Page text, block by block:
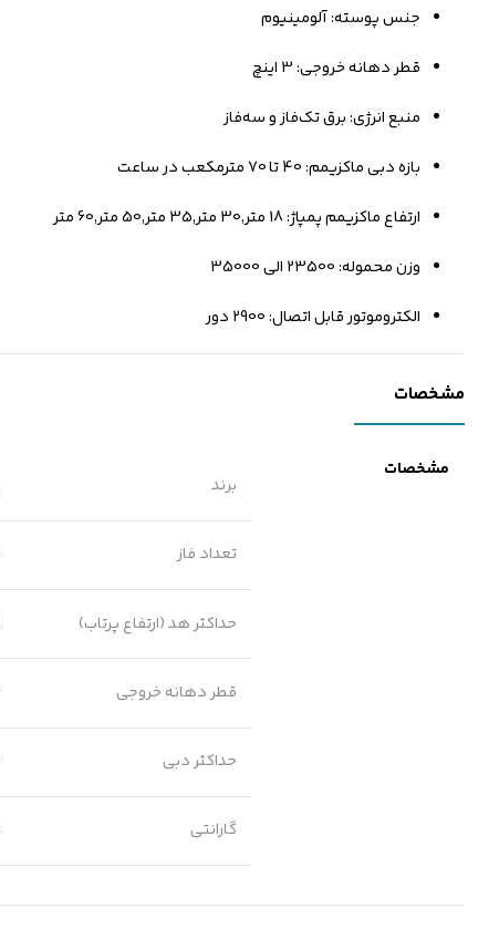
جنس پوسته: آلومینیوم
قطر دهانه خروجی: 3 اینچ
منبع انرژی: برق تک‌فاز و سه‌فاز
بازه دبی ماکزیمم: 40 تا 70 مترمکعب در ساعت
ارتفاع ماکزیمم پمپاژ: 18 متر,30 متر,35 متر,50 متر,60 متر
وزن محموله: 23500 الی 35000
الکتروموتور قابل اتصال: 2900 دور
مشخصات
مشخصات
برند
تعداد فاز
حداکثر هد (ارتفاع پرتاب)
قطر دهانه خروجی
حداکثر دبی
گارانتی